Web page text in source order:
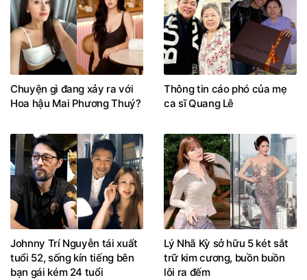
Chuyện gì đang xảy ra với
Hoa hậu Mai Phương Thuý?
Thông tin cáo phó của mẹ
ca sĩ Quang Lê
Johnny Trí Nguyễn tái xuất
tuổi 52, sống kín tiếng bên
bạn gái kém 24 tuổi
Lý Nhã Kỳ sở hữu 5 két sắt
trữ kim cương, buồn buồn
lôi ra đếm